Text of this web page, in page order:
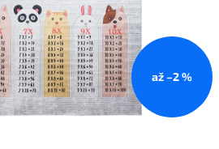
až –2 %